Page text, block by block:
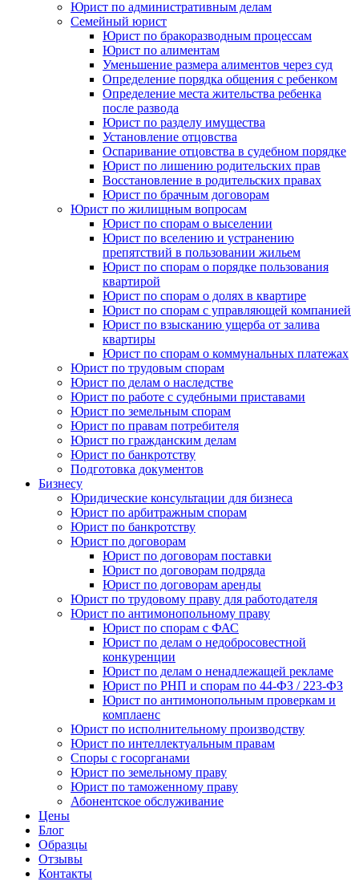
Юрист по административным делам
Семейный юрист
Юрист по бракоразводным процессам
Юрист по алиментам
Уменьшение размера алиментов через суд
Определение порядка общения с ребенком
Определение места жительства ребенка
после развода
Юрист по разделу имущества
Установление отцовства
Оспаривание отцовства в судебном порядке
Юрист по лишению родительских прав
Восстановление в родительских правах
Юрист по брачным договорам
Юрист по жилищным вопросам
Юрист по спорам о выселении
Юрист по вселению и устранению
препятствий в пользовании жильем
Юрист по спорам о порядке пользования
квартирой
Юрист по спорам о долях в квартире
Юрист по спорам с управляющей компанией
Юрист по взысканию ущерба от залива
квартиры
Юрист по спорам о коммунальных платежах
Юрист по трудовым спорам
Юрист по делам о наследстве
Юрист по работе с судебными приставами
Юрист по земельным спорам
Юрист по правам потребителя
Юрист по гражданским делам
Юрист по банкротству
Подготовка документов
Бизнесу
Юридические консультации для бизнеса
Юрист по арбитражным спорам
Юрист по банкротству
Юрист по договорам
Юрист по договорам поставки
Юрист по договорам подряда
Юрист по договорам аренды
Юрист по трудовому праву для работодателя
Юрист по антимонопольному праву
Юрист по спорам с ФАС
Юрист по делам о недобросовестной
конкуренции
Юрист по делам о ненадлежащей рекламе
Юрист по РНП и спорам по 44-ФЗ / 223-ФЗ
Юрист по антимонопольным проверкам и
комплаенс
Юрист по исполнительному производству
Юрист по интеллектуальным правам
Споры с госорганами
Юрист по земельному праву
Юрист по таможенному праву
Абонентское обслуживание
Цены
Блог
Образцы
Отзывы
Контакты